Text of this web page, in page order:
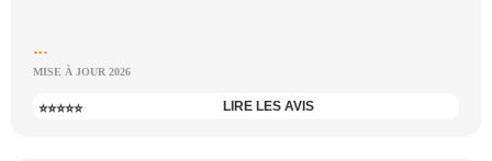
...
MISE À JOUR 2026
⭐⭐⭐⭐⭐ LIRE LES AVIS